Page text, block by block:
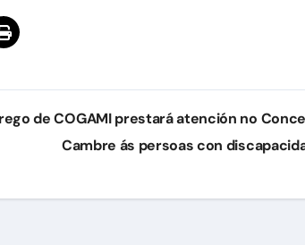
de COGAMI prestará atención no
Cambre ás persoas con